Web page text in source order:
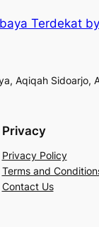
Terdekat
Aqiqah Sidoarjo,
Privacy
Privacy Policy
Terms and
Contact Us